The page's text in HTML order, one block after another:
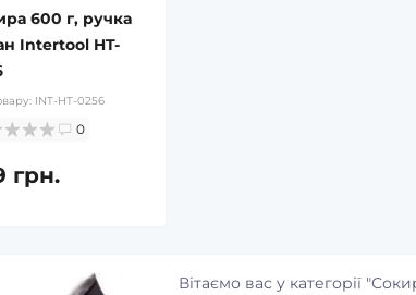
600 г, ручка
Intertool HT-
INT-HT-0256
0
грн.
Вітаємо вас у категорії